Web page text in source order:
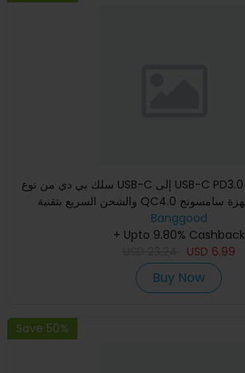
سلك بي دي من نوع USB-C إلى USB-C PD3.0 يدعم توصيل الطاقة
والشحن السريع بتقنية QC4.0 ونقل البيانات لأجهزة سامسونج
جالاكسي
Banggood
+ Upto 9.80% Cashback
USD 6.99
Buy Now
Save 50%